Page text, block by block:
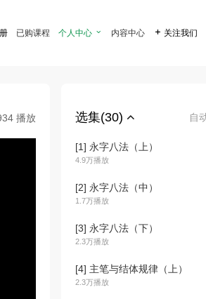
已购课程 个人中心  内容中心  关注我们
播放 选集(30) 自
[1] 永字八法（上）
4.9万播放
[2] 永字八法（中）
1.7万播放
[3] 永字八法（下）
2.3万播放
[4] 主笔与结体规律（上）
2.3万播放